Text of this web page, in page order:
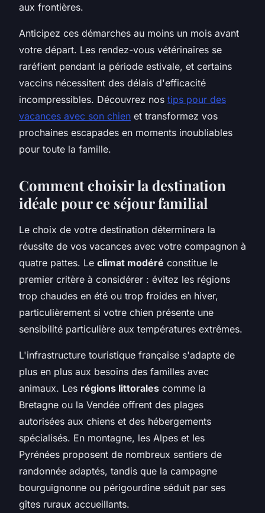
aux frontières.
Anticipez ces démarches au moins un mois avant
votre départ. Les rendez-vous vétérinaires se
raréfient pendant la période estivale, et certains
vaccins nécessitent des délais d'efficacité
incompressibles. Découvrez nos tips pour des
vacances avec son chien et transformez vos
prochaines escapades en moments inoubliables
pour toute la famille.
Comment choisir la destination
idéale pour ce séjour familial
Le choix de votre destination déterminera la
réussite de vos vacances avec votre compagnon à
quatre pattes. Le climat modéré constitue le
premier critère à considérer : évitez les régions
trop chaudes en été ou trop froides en hiver,
particulièrement si votre chien présente une
sensibilité particulière aux températures extrêmes.
L'infrastructure touristique française s'adapte de
plus en plus aux besoins des familles avec
animaux. Les régions littorales comme la
Bretagne ou la Vendée offrent des plages
autorisées aux chiens et des hébergements
spécialisés. En montagne, les Alpes et les
Pyrénées proposent de nombreux sentiers de
randonnée adaptés, tandis que la campagne
bourguignonne ou périgourdine séduit par ses
gîtes ruraux accueillants.